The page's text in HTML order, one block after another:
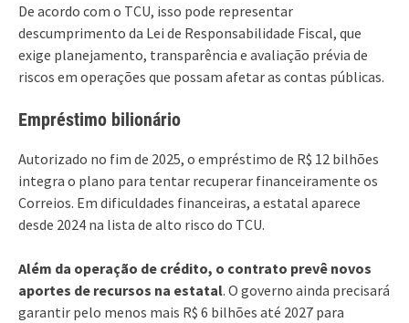
De acordo com o TCU, isso pode representar
descumprimento da Lei de Responsabilidade Fiscal, que
exige planejamento, transparência e avaliação prévia de
riscos em operações que possam afetar as contas públicas.
Empréstimo bilionário
Autorizado no fim de 2025, o empréstimo de R$ 12 bilhões
integra o plano para tentar recuperar financeiramente os
Correios. Em dificuldades financeiras, a estatal aparece
desde 2024 na lista de alto risco do TCU.
Além da operação de crédito, o contrato prevê novos
aportes de recursos na estatal. O governo ainda precisará
garantir pelo menos mais R$ 6 bilhões até 2027 para